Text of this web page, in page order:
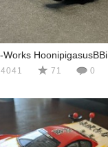
Works HoonipigasusBBi
4041 71 0